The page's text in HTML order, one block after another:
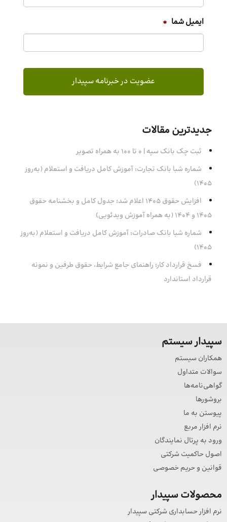
ایمیل شما *
جدیدترین مقالات
ثبت چک بانک سپه | ۰ تا ۱۰۰ به همراه تصویر
شماره شبا بانک تجارت: آموزش کامل دریافت و استعلام (به‌روز
۱۴۰۵)
افزایش حقوق 1405 اعلام شد؛ جدول کامل و بخشنامه حقوق
1405 و 1404 (به همراه آموزش ویدئویی)
شماره شبا بانک صادرات: آموزش کامل دریافت و استعلام (به‌روز
۱۴۰۵)
فسخ قرارداد کار؛ راهنمای جامع شرایط، حقوق طرفین و نمونه
قرارداد استاندارد
سپیدار سیستم
همکاران سیستم
سوالات متداول
گواهی‌نامه‌ها
بروشورها
پیوستن به ما
نرم افزار مربع
ورود به پرتال نمایندگان
اصول حاکمیت شرکتی
قوانین و حریم خصوصی
محصولات سپیدار
نرم افزار حسابداری شرکتی سپیدار